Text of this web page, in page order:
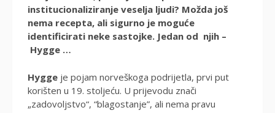
institucionaliziranje veselja ljudi? Možda još
nema recepta, ali sigurno je moguće
identificirati neke sastojke. Jedan od njih –
Hygge …
Hygge je pojam norveškoga podrijetla, prvi put
korišten u 19. stoljeću. U prijevodu znači
„zadovoljstvo“, “blagostanje”, ali nema pravu